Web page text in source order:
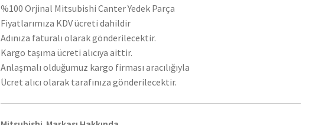
%100 Orjinal Mitsubishi Canter Yedek Parça
Fiyatlarımıza KDV ücreti dahildir
Adınıza faturalı olarak gönderilecektir.
Kargo taşıma ücreti alıcıya aittir.
Anlaşmalı olduğumuz kargo firması aracılığıyla
Ücret alıcı olarak tarafınıza gönderilecektir.